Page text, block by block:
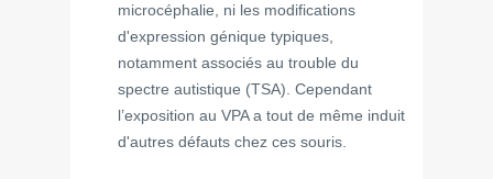
microcéphalie, ni les modifications
d'expression génique typiques,
notamment associés au trouble du
spectre autistique (TSA). Cependant
l’exposition au VPA a tout de même induit
d'autres défauts chez ces souris.